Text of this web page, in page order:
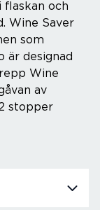
flaskan och
Wine Saver
som
är designad
Wine
av
stopper